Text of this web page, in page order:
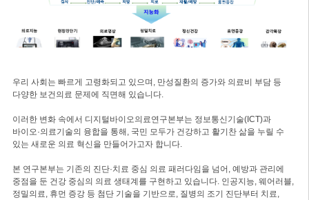
우리 사회는 빠르게 고령화되고 있으며, 만성질환의 증가와 의료비 부담 등
다양한 보건의료 문제에 직면해 있습니다.
이러한 변화 속에서 디지털바이오의료연구본부는 정보통신기술(ICT)과
바이오·의료기술의 융합을 통해, 국민 모두가 건강하고 활기찬 삶을 누릴 수
있는 새로운 의료 혁신을 만들어가고자 합니다.
본 연구본부는 기존의 진단·치료 중심 의료 패러다임을 넘어, 예방과 관리에
중점을 둔 건강 중심의 의료 생태계를 구현하고 있습니다. 인공지능, 웨어러블,
정밀의료, 휴먼 증강 등 첨단 기술을 기반으로, 질병의 조기 진단부터 치료,